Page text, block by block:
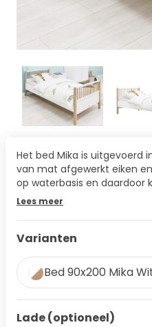
Het bed Mika is uitgevoerd
van mat afgewerkt eiken en
op waterbasis en daardoor
Lees meer
Varianten
Bed 90x200 Mika
Lade (optioneel)